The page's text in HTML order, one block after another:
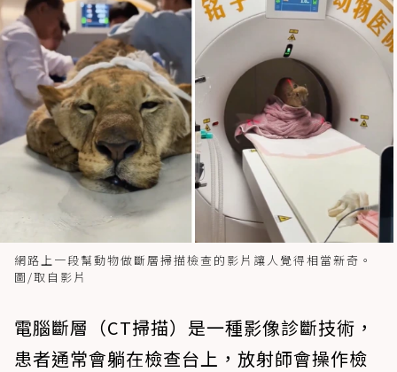
網路上一段幫動物做斷層掃描檢查的影片讓人覺得相當新奇。
圖/取自影片
電腦斷層（CT掃描）是一種影像診斷技術，
患者通常會躺在檢查台上，放射師會操作檢